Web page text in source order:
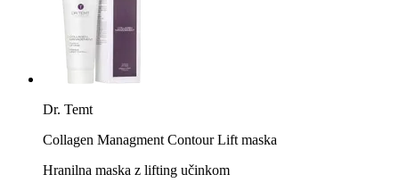
Dr. Temt
Collagen Managment Contour Lift maska
Hranilna maska z lifting učinkom